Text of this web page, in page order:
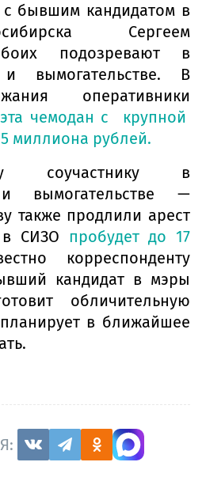
с бывшим кандидатом в
Сергеем
подозревают в
и вымогательстве. В
оперативники
чемодан с крупной
миллиона рублей.
соучастнику в
вымогательстве —
также продлили арест
СИЗО пробудет до 17
корреспонденту
кандидат в мэры
обличительную
в ближайшее